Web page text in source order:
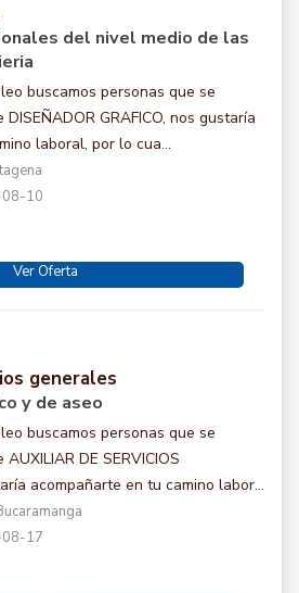
del nivel medio de las
buscamos personas que se
GRAFICO, nos gustaría
laboral, por lo cua...
10
Ver Oferta
generales
y de aseo
buscamos personas que se
DE SERVICIOS
acompañarte en tu camino labor...
17